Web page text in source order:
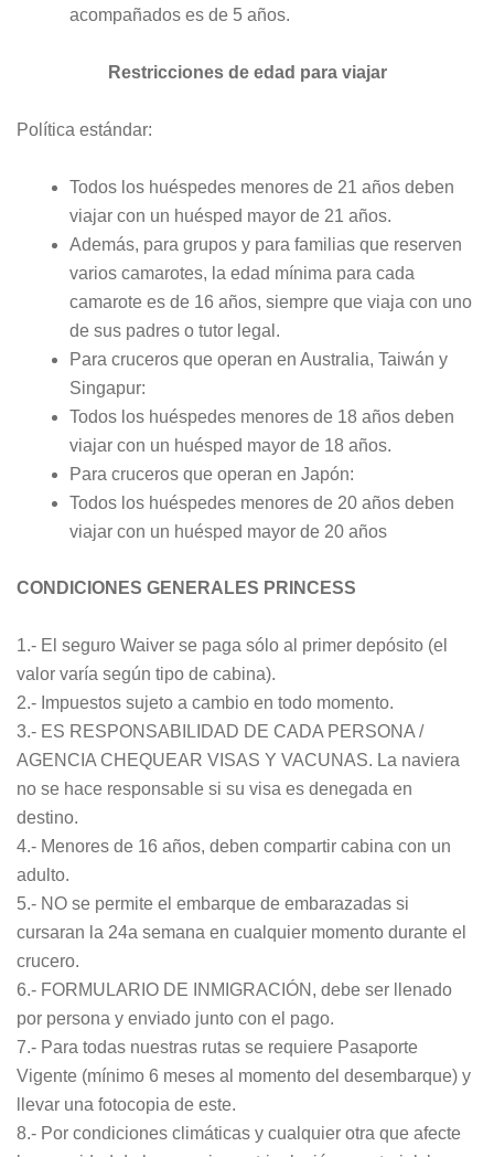
acompañados es de 5 años.
Restricciones de edad para viajar
Política estándar:
Todos los huéspedes menores de 21 años deben
viajar con un huésped mayor de 21 años.
Además, para grupos y para familias que reserven
varios camarotes, la edad mínima para cada
camarote es de 16 años, siempre que viaja con uno
de sus padres o tutor legal.
Para cruceros que operan en Australia, Taiwán y
Singapur:
Todos los huéspedes menores de 18 años deben
viajar con un huésped mayor de 18 años.
Para cruceros que operan en Japón:
Todos los huéspedes menores de 20 años deben
viajar con un huésped mayor de 20 años
CONDICIONES GENERALES PRINCESS
1.- El seguro Waiver se paga sólo al primer depósito (el
valor varía según tipo de cabina).
2.- Impuestos sujeto a cambio en todo momento.
3.- ES RESPONSABILIDAD DE CADA PERSONA /
AGENCIA CHEQUEAR VISAS Y VACUNAS. La naviera
no se hace responsable si su visa es denegada en
destino.
4.- Menores de 16 años, deben compartir cabina con un
adulto.
5.- NO se permite el embarque de embarazadas si
cursaran la 24a semana en cualquier momento durante el
crucero.
6.- FORMULARIO DE INMIGRACIÓN, debe ser llenado
por persona y enviado junto con el pago.
7.- Para todas nuestras rutas se requiere Pasaporte
Vigente (mínimo 6 meses al momento del desembarque) y
llevar una fotocopia de este.
8.- Por condiciones climáticas y cualquier otra que afecte